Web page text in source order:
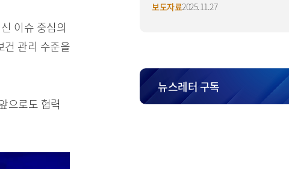
이슈 중심의
건 관리 수준을
으로도 협력
보도자료2025.11.27
뉴스레터 구독